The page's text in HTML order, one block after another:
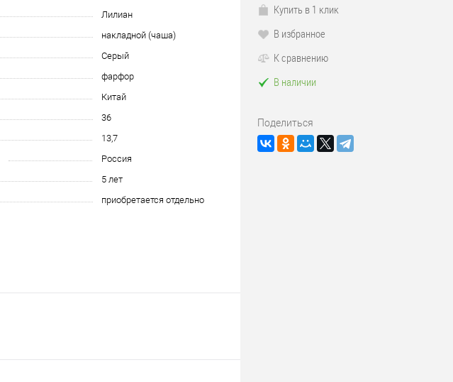
Лилиан
накладной (чаша)
Серый
фарфор
Китай
36
13,7
Россия
5 лет
приобретается отдельно
Купить в 1 клик
В избранное
К сравнению
В наличии
Поделиться